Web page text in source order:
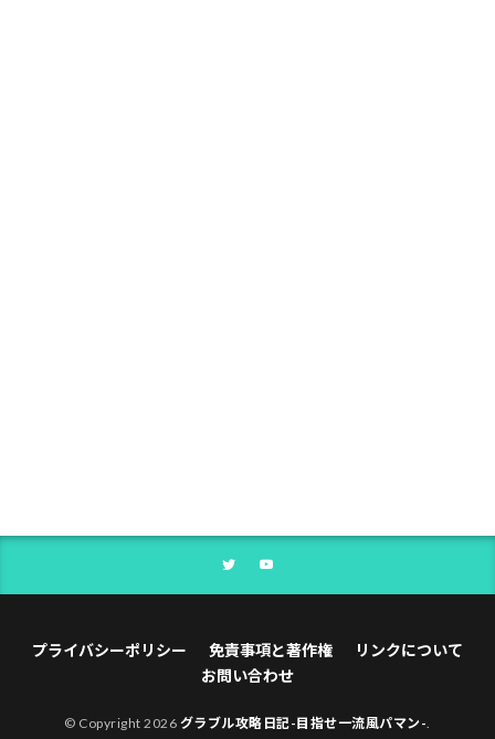
プライバシーポリシー 免責事項と著作権
リンクについて
お問い合わせ
© Copyright 2026 グラブル攻略日記-目指せ一流風パマン-.